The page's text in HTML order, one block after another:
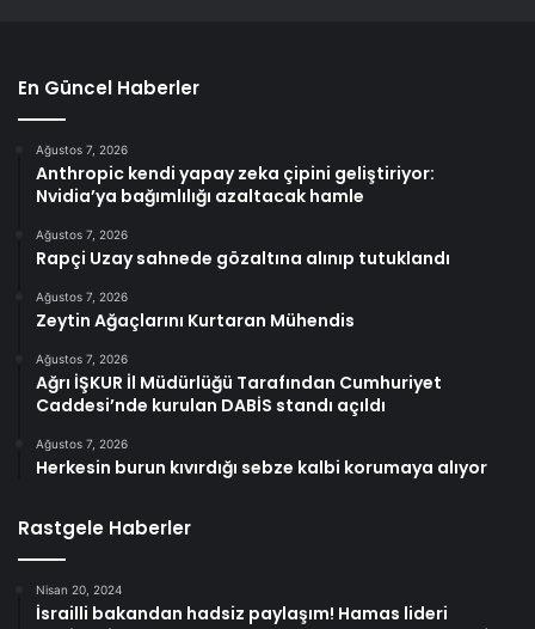
En Güncel Haberler
Ağustos 7, 2026
Anthropic kendi yapay zeka çipini geliştiriyor:
Nvidia’ya bağımlılığı azaltacak hamle
Ağustos 7, 2026
Rapçi Uzay sahnede gözaltına alınıp tutuklandı
Ağustos 7, 2026
Zeytin Ağaçlarını Kurtaran Mühendis
Ağustos 7, 2026
Ağrı İŞKUR İl Müdürlüğü Tarafından Cumhuriyet
Caddesi’nde kurulan DABİS standı açıldı
Ağustos 7, 2026
Herkesin burun kıvırdığı sebze kalbi korumaya alıyor
Rastgele Haberler
Nisan 20, 2024
İsrailli bakandan hadsiz paylaşım! Hamas lideri